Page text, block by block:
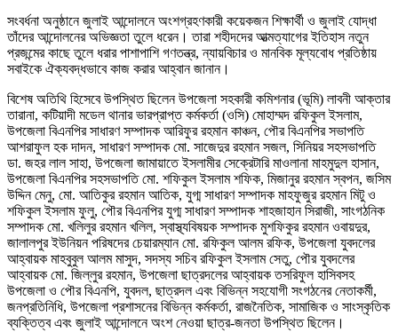
সংবর্ধনা অনুষ্ঠানে জুলাই আন্দোলনে অংশগ্রহণকারী কয়েকজন শিক্ষার্থী ও জুলাই যোদ্ধা
তাঁদের আন্দোলনের অভিজ্ঞতা তুলে ধরেন। তারা শহীদদের আত্মত্যাগের ইতিহাস নতুন
প্রজন্মের কাছে তুলে ধরার পাশাপাশি গণতন্ত্র, ন্যায়বিচার ও মানবিক মূল্যবোধ প্রতিষ্ঠায়
সবাইকে ঐক্যবদ্ধভাবে কাজ করার আহ্বান জানান।
বিশেষ অতিথি হিসেবে উপস্থিত ছিলেন উপজেলা সহকারী কমিশনার (ভূমি) লাবনী আক্তার
তারানা, কটিয়াদী মডেল থানার ভারপ্রাপ্ত কর্মকর্তা (ওসি) মোহাম্মদ রফিকুল ইসলাম,
উপজেলা বিএনপির সাধারণ সম্পাদক আরিফুর রহমান কাঞ্চন, পৌর বিএনপির সভাপতি
আশরাফুল হক দাদন, সাধারণ সম্পাদক মো. সাজেদুর রহমান সজল, সিনিয়র সহসভাপতি
ডা. জহর লাল সাহা, উপজেলা জামায়াতে ইসলামীর সেক্রেটারি মাওলানা মাহমুদুল হাসান,
উপজেলা বিএনপির সহসভাপতি মো. শফিকুল ইসলাম শফিক, মিজানুর রহমান স্বপন, জসিম
উদ্দিন মেনু, মো. আতিকুর রহমান আতিক, যুগ্ম সাধারণ সম্পাদক মাহফুজুর রহমান মিটু ও
শফিকুল ইসলাম ফুলু, পৌর বিএনপির যুগ্ম সাধারণ সম্পাদক শাহজাহান সিরাজী, সাংগঠনিক
সম্পাদক মো. খলিলুর রহমান খলিল, স্বাস্থ্যবিষয়ক সম্পাদক মুশফিকুর রহমান ওবায়দুর,
জালালপুর ইউনিয়ন পরিষদের চেয়ারম্যান মো. রফিকুল আলম রফিক, উপজেলা যুবদলের
আহ্বায়ক মাহবুবুল আলম মাসুদ, সদস্য সচিব রফিকুল ইসলাম সেতু, পৌর যুবদলের
আহ্বায়ক মো. জিল্লুর রহমান, উপজেলা ছাত্রদলের আহ্বায়ক তসরিফুল হাসিবসহ
উপজেলা ও পৌর বিএনপি, যুবদল, ছাত্রদল এবং বিভিন্ন সহযোগী সংগঠনের নেতাকর্মী,
জনপ্রতিনিধি, উপজেলা প্রশাসনের বিভিন্ন কর্মকর্তা, রাজনৈতিক, সামাজিক ও সাংস্কৃতিক
ব্যক্তিত্ব এবং জুলাই আন্দোলনে অংশ নেওয়া ছাত্র-জনতা উপস্থিত ছিলেন।